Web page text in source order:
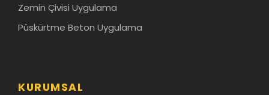
Zemin Çivisi Uygulama
Püskürtme Beton Uygulama
KURUMSAL